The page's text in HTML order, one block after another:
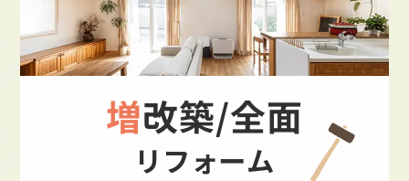
増改築/全面
リフォーム